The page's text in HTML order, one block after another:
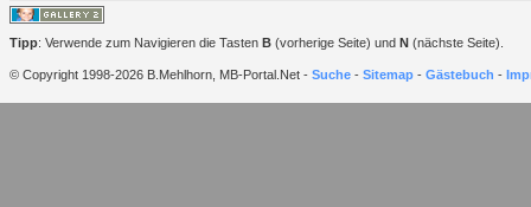
Tipp: Verwende zum Navigieren die Tasten B (vorherige Seite) und N (nächste Seite).
© Copyright 1998-2026 B.Mehlhorn, MB-Portal.Net - Suche - Sitemap - Gästebuch -